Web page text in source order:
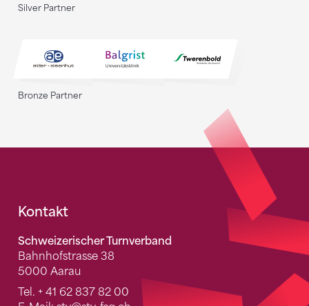
Silver Partner
Bronze Partner
Fusszeile
Kontakt
Schweizerischer Turnverband
Bahnhofstrasse 38
5000 Aarau
Tel. + 41 62 837 82 00